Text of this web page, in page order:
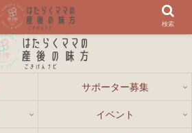
サポーター募集
イベント
検索